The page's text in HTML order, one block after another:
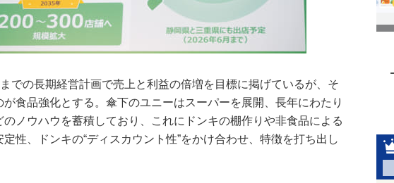
での長期経営計画で売上と利益の倍増を目標に掲げているが、そ
が食品強化とする。傘下のユニーはスーパーを展開、長年にわたり
のノウハウを蓄積しており、これにドンキの棚作りや非食品による
性、ドンキの“ディスカウント性”をかけ合わせ、特徴を打ち出し